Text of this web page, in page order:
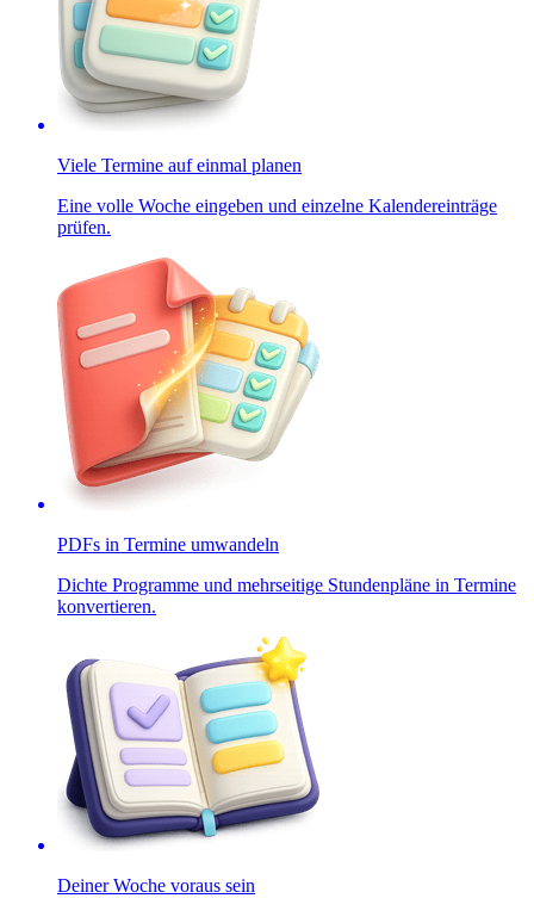
Viele Termine auf einmal planen
Eine volle Woche eingeben und einzelne Kalendereinträge
prüfen.
PDFs in Termine umwandeln
Dichte Programme und mehrseitige Stundenpläne in Termine
konvertieren.
Deiner Woche voraus sein